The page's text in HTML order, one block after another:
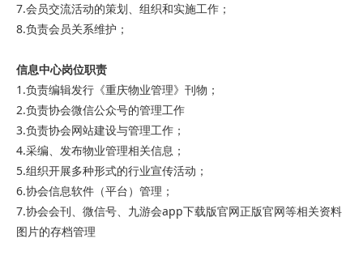
7.会员交流活动的策划、组织和实施工作；
8.负责会员关系维护；
信息中心岗位职责
1.负责编辑发行《重庆物业管理》刊物；
2.负责协会微信公众号的管理工作
3.负责协会网站建设与管理工作；
4.采编、发布物业管理相关信息；
5.组织开展多种形式的行业宣传活动；
6.协会信息软件（平台）管理；
7.协会会刊、微信号、九游会app下载版官网正版官网等相关资料
图片的存档管理